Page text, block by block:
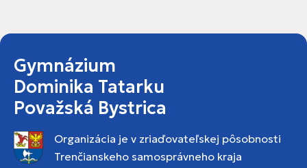
Gymnázium
Dominika Tatarku
Považská Bystrica
Organizácia je v zriaďovateľskej pôsobnosti
Trenčianskeho samosprávneho kraja